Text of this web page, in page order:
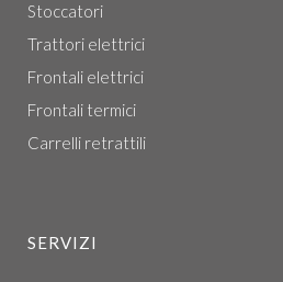
Stoccatori
Trattori elettrici
Frontali elettrici
Frontali termici
Carrelli retrattili
SERVIZI